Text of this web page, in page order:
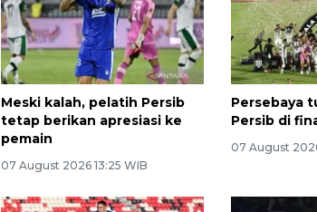
Meski kalah, pelatih Persib
tetap berikan apresiasi ke
pemain
07 August 2026 13:25 WIB
Persebaya
Persib di
07 August
gunakan mobil
08 February 2024 15:30